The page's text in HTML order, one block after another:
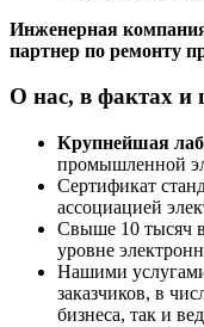
Инженерная
партнер по ремонту
О нас, в фактах и
Крупнейшая
промышленной
Сертификат
ассоциацией
Свыше 10 тысяч
уровне
Нашими услугами
заказчиков, в
бизнеса, так и